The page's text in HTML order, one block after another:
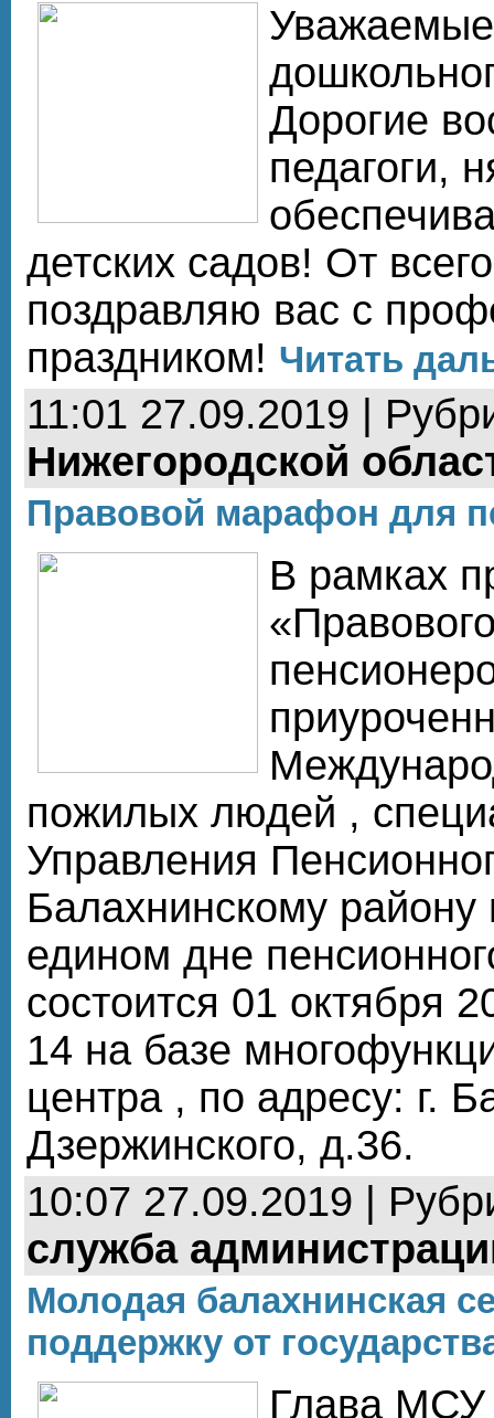
Уважаемые
Дорогие
педагоги,
детских садов! От
поздравляю вас с
праздником! Читать
11:01 27.09.2019 |
Нижегородской
Правовой марафон для
В рамках
пожилых людей ,
Управления
Балахнинскому району
едином дне
состоится 01 октября
14 на базе
центра , по адресу: г.
Дзержинского, д.36.
10:07 27.09.2019 |
служба
Молодая балахнинская
поддержку от
Глава МСУ